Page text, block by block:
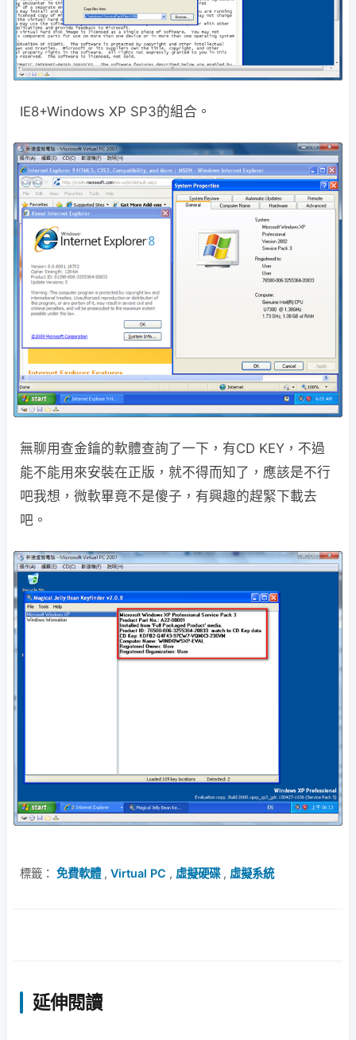
IE8+Windows XP SP3的組合。
無聊用查金鑰的軟體查詢了一下，有CD KEY，不過
能不能用來安裝在正版，就不得而知了，應該是不行
吧我想，微軟畢竟不是傻子，有興趣的趕緊下載去
吧。
標籤： 免費軟體, Virtual PC , 虛擬硬碟, 虛擬系統
延伸閱讀